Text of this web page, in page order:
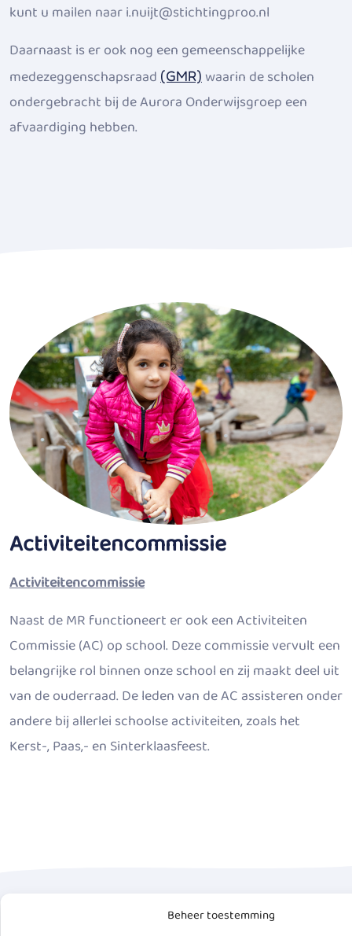
Beheer toestemming
kunt u mailen naari.nuijt@stichtingproo.nl
Daarnaast is er ook nog een gemeenschappelijke
medezeggenschapsraad (GMR) waarin de scholen
ondergebracht bij de Aurora Onderwijsgroep een
afvaardiging hebben.
Activiteitencommissie
Activiteitencommissie
Naast de MR functioneert er ook een Activiteiten
Commissie (AC) op school. Deze commissie vervult een
belangrijke rol binnen onze school en zij maakt deel uit
van de ouderraad. De leden van de AC assisteren onder
andere bij allerlei schoolse activiteiten, zoals het
Kerst-, Paas,- en Sinterklaasfeest.